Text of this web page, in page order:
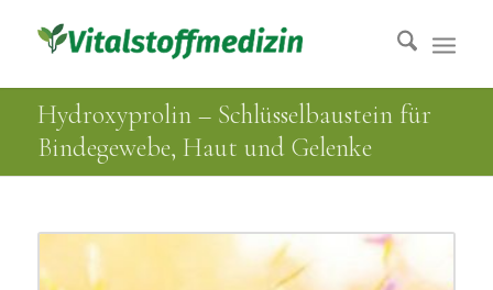
Hydroxyprolin – Schlüsselbaustein für
Bindegewebe, Haut und Gelenke